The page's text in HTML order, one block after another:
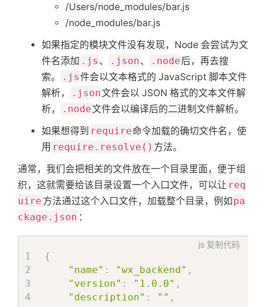
首
页
签
/Users/node_modules/bar.js
/node_modules/bar.js
如果指定的模块文件没有发现，Node 会尝试为文
件名添加 .js 、 .json、 .node后，再去搜
索。
.js件会以文本格式的 JavaScript 脚本文件
解析，
.json文件会以 JSON 格式的文本文件解
析，
.node文件会以编译后的二进制文件解析。
如果想得到 require命令加载的确切文件名，使
用 require.resolve() 方法。
通常，我们会把相关的文件放在一个目录里面，便于组
织，这就需要给该目录设置一个入口文件，可以让 req
uire 方法通过这个入口文件，加载整个目录，例如pa
ckage.json ：
js 复制代码
{
"name" : "wx_backend" ,
"version" : "1.0.0" ,
"description" : "" ,